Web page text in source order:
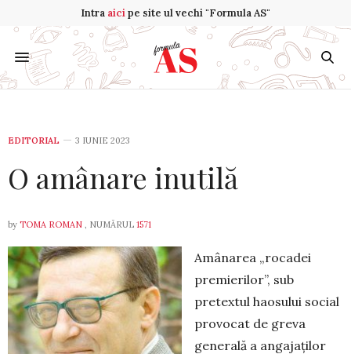
Intra aicipe site ul vechi "Formula AS"
EDITORIAL 3 IUNIE 2023
O amânare inutilă
by TOMA ROMAN , NUMĂRUL 1571
Amânarea „rocadei
premierilor”, sub
pretextul haosului social
provocat de greva
generală a anga­jaţilor